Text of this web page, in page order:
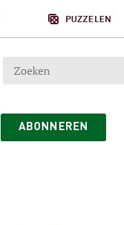
PUZZELEN
ABONNEREN